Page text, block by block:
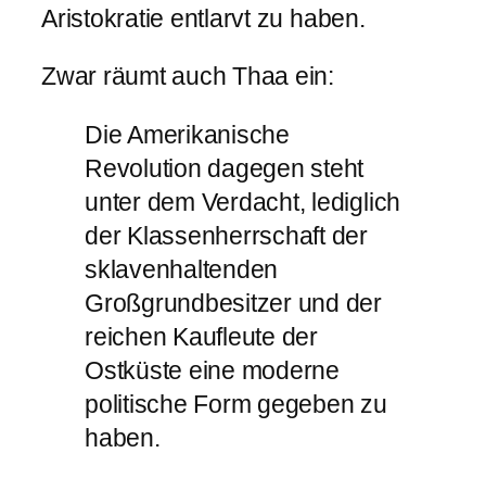
Aristokratie entlarvt zu haben.
Zwar räumt auch Thaa ein:
Die Amerikanische
Revolution dagegen steht
unter dem Verdacht, lediglich
der Klassenherrschaft der
sklavenhaltenden
Großgrundbesitzer und der
reichen Kaufleute der
Ostküste eine moderne
politische Form gegeben zu
haben.